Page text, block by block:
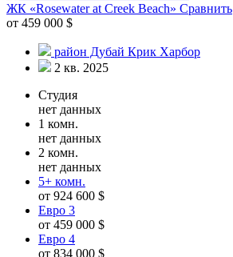
ЖК «Rosewater at Creek Beach» Сравнить
от 459 000 $
район Дубай Крик Харбор
2 кв. 2025
Студия
нет данных
1 комн.
нет данных
2 комн.
нет данных
5+ комн.
от 924 600 $
Евро 3
от 459 000 $
Евро 4
от 834 000 $